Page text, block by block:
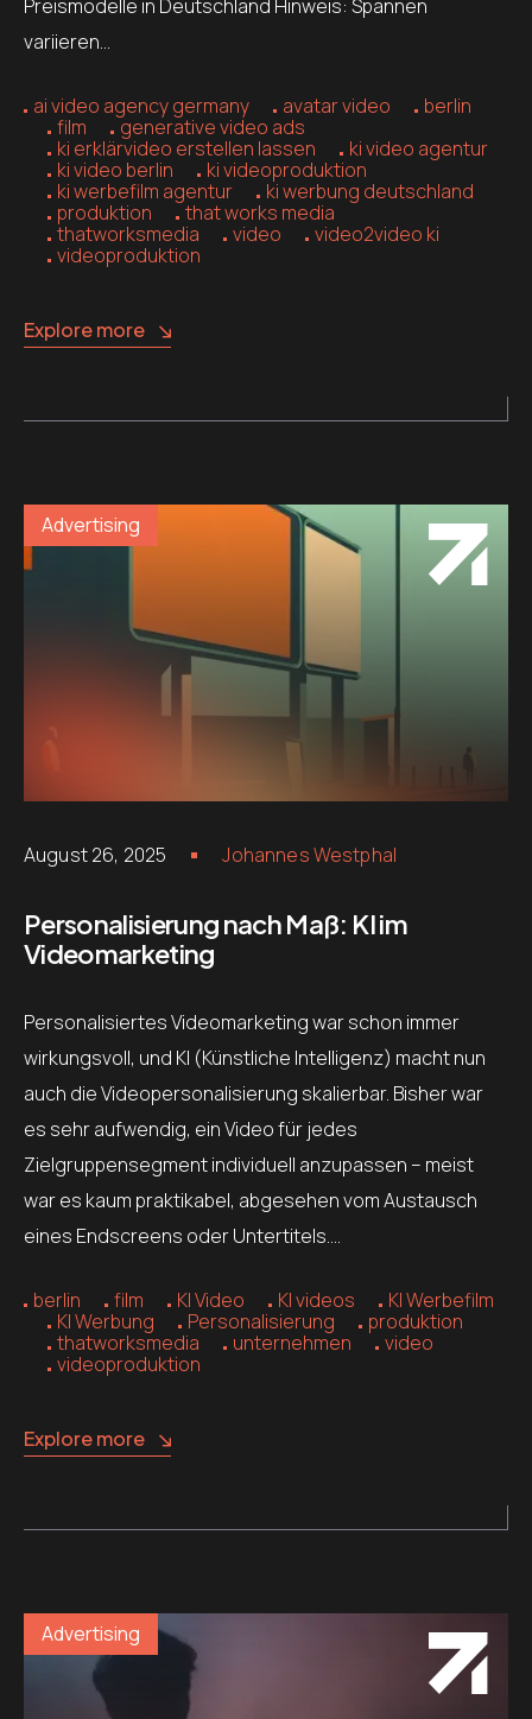
Preismodelle in Deutschland Hinweis: Spannen
variieren…
ai video agency germany avatar video
berlin
film
generative video ads
ki erklärvideo erstellen lassen
ki video agentur
ki video berlin
ki videoproduktion
ki werbefilm agentur
ki werbung deutschland
produktion
that works media
thatworksmedia
video
video2video ki
videoproduktion
Explore more
Advertising
August 26, 2025 Johannes Westphal
Personalisierung nach Maß: KI im
Videomarketing
Personalisiertes Videomarketing war schon immer
wirkungsvoll, und KI (Künstliche Intelligenz) macht nun
auch die Videopersonalisierung skalierbar. Bisher war
es sehr aufwendig, ein Video für jedes
Zielgruppensegment individuell anzupassen – meist
war es kaum praktikabel, abgesehen vom Austausch
eines Endscreens oder Untertitels….
berlin film KI Video KI videos
KI Werbefilm
KI Werbung
Personalisierung
produktion
thatworksmedia
unternehmen
video
videoproduktion
Explore more
Advertising